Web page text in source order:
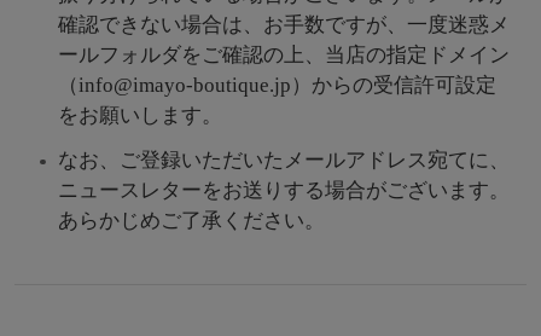
確認できない場合は、お手数ですが、一度迷惑メ
ールフォルダをご確認の上、当店の指定ドメイン
（info@imayo-boutique.jp）からの受信許可設定
をお願いします。
なお、ご登録いただいたメールアドレス宛てに、
ニュースレターをお送りする場合がございます。
あらかじめご了承ください。